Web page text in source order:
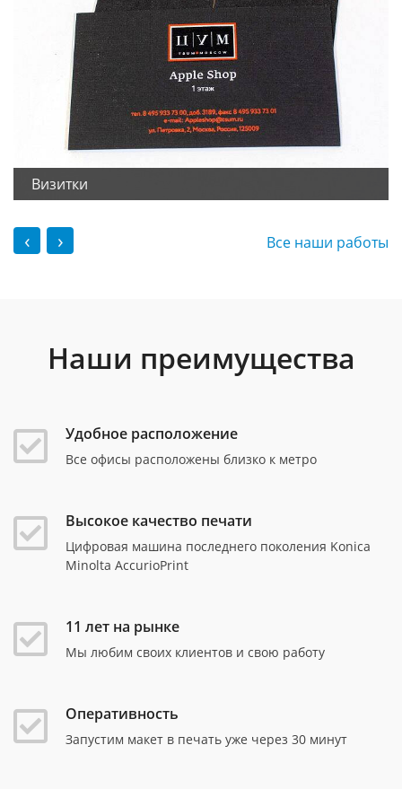
Визитки
‹ › Все наши работы
Наши преимущества
Удобное расположение
Все офисы расположены близко к метро
Высокое качество печати
Цифровая машина последнего поколения Konica
Minolta AccurioPrint
11 лет на рынке
Мы любим своих клиентов и свою работу
Оперативность
Запустим макет в печать уже через 30 минут